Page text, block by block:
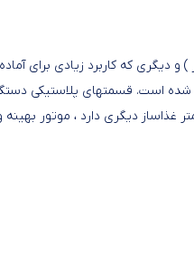
که کاربرد زیادی برای
است. قسمتهای پلاستیکی
غذاساز دیگری دارد ، موتور بهینه